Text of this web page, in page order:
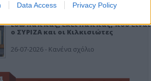
Data Access Privacy Policy
Εδώ Παππάς, εκεί Παππάς, που είναι
ο ΣΥΡΙΖΑ και οι Κιλκισιώτες
26-07-2026 - Κανένα σχόλιο